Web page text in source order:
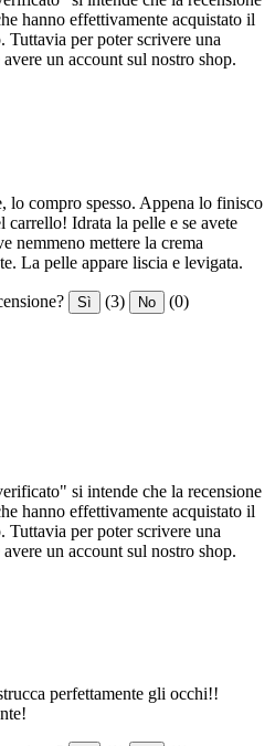
hanno effettivamente acquistato il
Tuttavia per poter scrivere una
un account sul nostro shop.
lo compro spesso. Appena lo finisco
carrello! Idrata la pelle e se avete
nemmeno mettere la crema
La pelle appare liscia e levigata.
Sì (3) No (0)
si intende che la recensione
hanno effettivamente acquistato il
Tuttavia per poter scrivere una
un account sul nostro shop.
perfettamente gli occhi!!